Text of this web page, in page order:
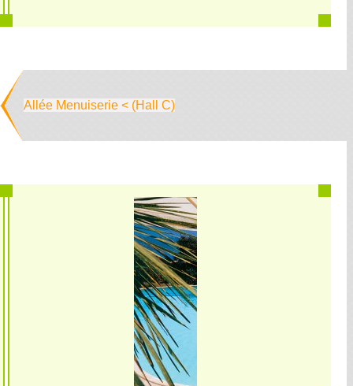
Allée Menuiserie < (Hall C)